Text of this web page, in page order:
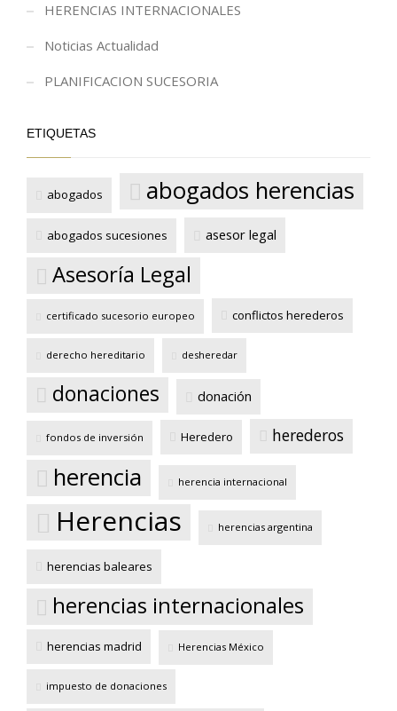
HERENCIAS INTERNACIONALES
Noticias Actualidad
PLANIFICACION SUCESORIA
ETIQUETAS
abogados abogados herencias
abogados sucesiones asesor legal
Asesoría Legal
certificado sucesorio europeo conflictos herederos
derecho hereditario desheredar
donaciones donación
fondos de inversión Heredero herederos
herencia herencia internacional
Herencias herencias argentina
herencias baleares
herencias internacionales
herencias madrid Herencias México
impuesto de donaciones